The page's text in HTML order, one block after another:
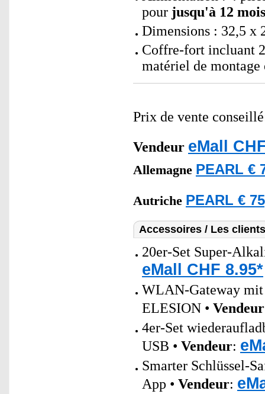
pour jusqu'à 12 mois
Dimensions : 32,5 x
Coffre-fort incluant
matériel de
Prix de vente
Vendeur eMall
Allemagne PEARL €
Autriche PEARL €
Accessoires / Les
20er-Set Super-
eMall CHF 8.95*
WLAN-Gateway
ELESION • Vendeur
4er-Set
USB • Vendeur:
Smarter Schlüssel-
App • Vendeur: